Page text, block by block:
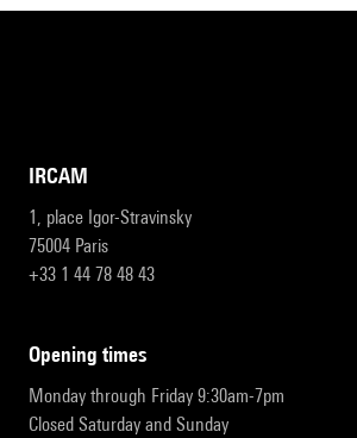
IRCAM
1, place Igor-Stravinsky
75004 Paris
+33 1 44 78 48 43
opening times
Monday through Friday 9:30am-7pm
Closed Saturday and Sunday